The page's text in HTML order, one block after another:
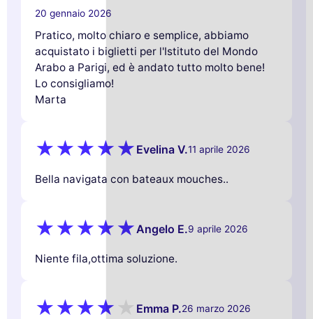
20 gennaio 2026
Pratico, molto chiaro e semplice, abbiamo
acquistato i biglietti per l'Istituto del Mondo
Arabo a Parigi, ed è andato tutto molto bene!
Lo consigliamo!
Marta
Evelina V.11 aprile 2026
Bella navigata con bateaux mouches..
Angelo E.9 aprile 2026
Niente fila,ottima soluzione.
Emma P.26 marzo 2026